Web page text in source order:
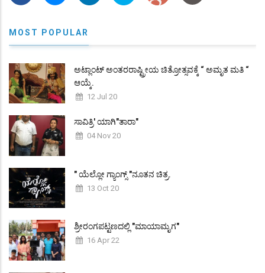
MOST POPULAR
ಅಟ್ಲಾಂಟ್ ಅಂತರರಾಷ್ಟ್ರೀಯ ಚಿತ್ರೋತ್ಸವಕ್ಕೆ “ ಅಮೃತ ಮತಿ “
ಆಯ್ಕೆ.
12 Jul 20
ಸಾವಿತ್ರಿ' ಯಾಗಿ"ತಾರಾ"
04 Nov 20
" ಯೆಲ್ಲೋ ಗ್ಯಾಂಗ್ಸ್ "ನೂತನ ಚಿತ್ರ.
13 Oct 20
ಶ್ರೀರಂಗಪಟ್ಟಣದಲ್ಲಿ "ಮಾಯಾಮೃಗ"
16 Apr 22